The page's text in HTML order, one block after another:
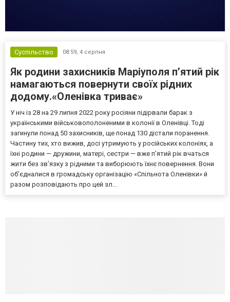
Суспільство 08:59, 4 серпня
Як родини захисників Маріуполя пʼятий рік
намагаються повернути своїх рідних
додому.«Оленівка триває»
У ніч із 28 на 29 липня 2022 року росіяни підірвали барак з
українськими військовополоненими в колонії в Оленівці. Тоді
загинули понад 50 захисників, ще понад 130 дістали поранення.
Частину тих, хто вижив, досі утримують у російських колоніях, а
їхні родини — дружини, матері, сестри — вже п’ятий рік вчаться
жити без зв’язку з рідними та виборюють їхнє повернення. Вони
об’єдналися в громадську організацію «Спільнота Оленівки» й
разом розповідають про цей зл...